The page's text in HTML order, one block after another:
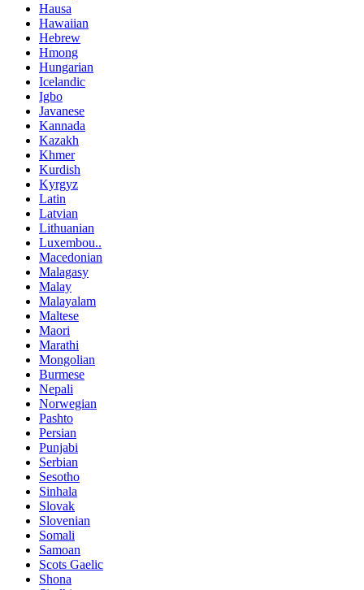
Hausa
Hawaiian
Hebrew
Hmong
Hungarian
Icelandic
Igbo
Javanese
Kannada
Kazakh
Khmer
Kurdish
Kyrgyz
Latin
Latvian
Lithuanian
Luxembou..
Macedonian
Malagasy
Malay
Malayalam
Maltese
Maori
Marathi
Mongolian
Burmese
Nepali
Norwegian
Pashto
Persian
Punjabi
Serbian
Sesotho
Sinhala
Slovak
Slovenian
Somali
Samoan
Scots Gaelic
Shona